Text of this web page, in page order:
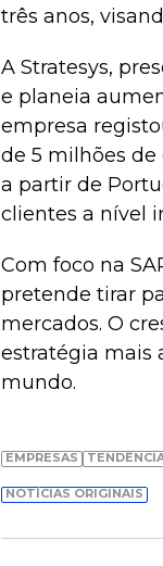
três anos,
A Stratesys,
e planeia
empresa
de 5 milhões de
a partir de
clientes a nível
Com foco na
pretende tirar
mercados. O
estratégia mais
mundo.
EMPRESAS
NOTÍCIAS ORIGINAIS